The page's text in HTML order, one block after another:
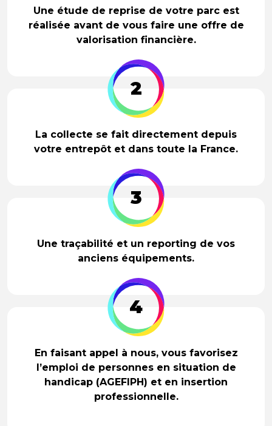
Une étude de reprise de votre parc est
réalisée avant de vous faire une offre de
valorisation financière.
2
La collecte se fait directement depuis
votre entrepôt et dans toute la France.
3
Une traçabilité et un reporting de vos
anciens équipements.
4
En faisant appel à nous, vous favorisez
l’emploi de personnes en situation de
handicap (AGEFIPH) et en insertion
professionnelle.